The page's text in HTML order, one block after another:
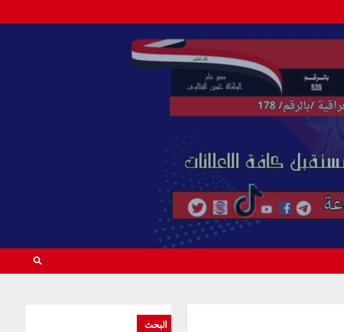
البحث